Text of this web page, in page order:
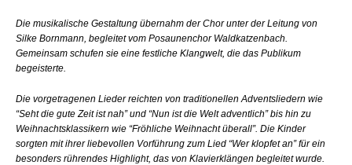
Die musikalische Gestaltung übernahm der Chor unter der Leitung von
Silke Bornmann, begleitet vom Posaunenchor Waldkatzenbach.
Gemeinsam schufen sie eine festliche Klangwelt, die das Publikum
begeisterte.
Die vorgetragenen Lieder reichten von traditionellen Adventsliedern wie
“Seht die gute Zeit ist nah” und “Nun ist die Welt adventlich” bis hin zu
Weihnachtsklassikern wie “Fröhliche Weihnacht überall”. Die Kinder
sorgten mit ihrer liebevollen Vorführung zum Lied “Wer klopfet an” für ein
besonders rührendes Highlight, das von Klavierklängen begleitet wurde.